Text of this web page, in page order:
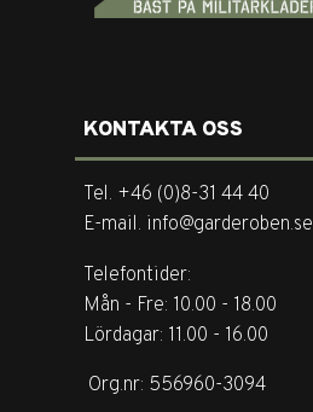
KONTAKTA OSS
Tel. +46 (0)8-31 44 40
E-mail. info@garderoben.se
Telefontider:
Mån - Fre: 10.00 - 18.00
Lördagar: 11.00 - 16.00
Org.nr: 556960-3094